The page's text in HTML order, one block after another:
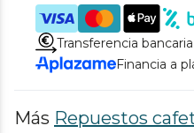
Transferencia bancaria
Financia a
Más Repuestos